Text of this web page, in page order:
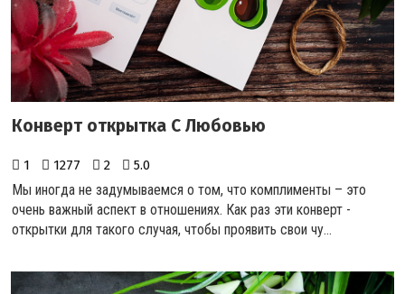
Конверт открытка С Любовью
1 1277 2 5.0
Мы иногда не задумываемся о том, что комплименты – это
очень важный аспект в отношениях. Как раз эти конверт -
открытки для такого случая, чтобы проявить свои чу...